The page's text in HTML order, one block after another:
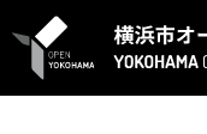
キ